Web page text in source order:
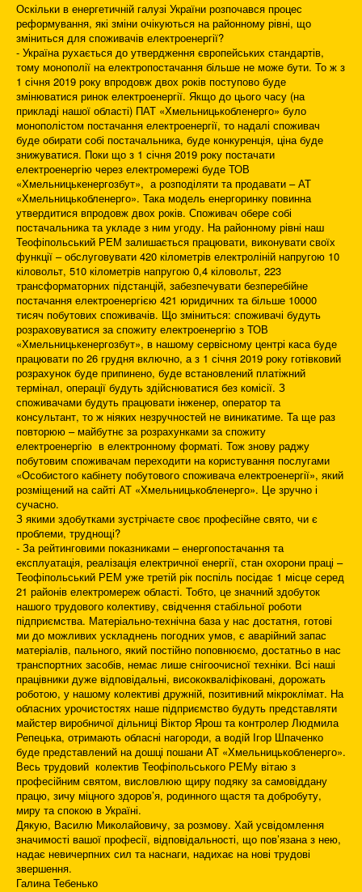
Оскільки в енергетичній галузі України розпочався процес
реформування, які зміни очікуються на районному рівні, що
зміниться для споживачів електроенергії?
- Україна рухається до утвердження європейських стандартів,
тому монополії на електропостачання більше не може бути. То ж з
1 січня 2019 року впродовж двох років поступово буде
змінюватися ринок електроенергії. Якщо до цього часу (на
прикладі нашої області) ПАТ «Хмельницькобленерго» було
монополістом постачання електроенергії, то надалі споживач
буде обирати собі постачальника, буде конкуренція, ціна буде
знижуватися. Поки що з 1 січня 2019 року постачати
електроенергію через електромережі буде ТОВ
«Хмельницькенергозбут», а розподіляти та продавати – АТ
«Хмельницькобленерго». Така модель енергоринку повинна
утвердитися впродовж двох років. Споживач обере собі
постачальника та укладе з ним угоду. На районному рівні наш
Теофіпольський РЕМ залишається працювати, виконувати своїх
функції – обслуговувати 420 кілометрів електроліній напругою 10
кіловольт, 510 кілометрів напругою 0,4 кіловольт, 223
трансформаторних підстанцій, забезпечувати безперебійне
постачання електроенергією 421 юридичних та більше 10000
тисяч побутових споживачів. Що зміниться: споживачі будуть
розраховуватися за спожиту електроенергію з ТОВ
«Хмельницькенергозбут», в нашому сервісному центрі каса буде
працювати по 26 грудня включно, а з 1 січня 2019 року готівковий
розрахунок буде припинено, буде встановлений платіжний
термінал, операції будуть здійснюватися без комісії. З
споживачами будуть працювати інженер, оператор та
консультант, то ж ніяких незручностей не виникатиме. Та ще раз
повторюю – майбутнє за розрахунками за спожиту
електроенергію в електронному форматі. Тож знову раджу
побутовим споживачам переходити на користування послугами
«Особистого кабінету побутового споживача електроенергії», який
розміщений на сайті АТ «Хмельницькобленерго». Це зручно і
сучасно.
З якими здобутками зустрічаєте своє професійне свято, чи є
проблеми, труднощі?
- За рейтинговими показниками – енергопостачання та
експлуатація, реалізація електричної енергії, стан охорони праці –
Теофіпольський РЕМ уже третій рік поспіль посідає 1 місце серед
21 районів електромереж області. Тобто, це значний здобуток
нашого трудового колективу, свідчення стабільної роботи
підприємства. Матеріально-технічна база у нас достатня, готові
ми до можливих ускладнень погодних умов, є аварійний запас
матеріалів, пального, який постійно поповнюємо, достатньо в нас
транспортних засобів, немає лише снігоочисної техніки. Всі наші
працівники дуже відповідальні, висококваліфіковані, дорожать
роботою, у нашому колективі дружній, позитивний мікроклімат. На
обласних урочистостях наше підприємство будуть представляти
майстер виробничої дільниці Віктор Ярош та контролер Людмила
Репецька, отримають обласні нагороди, а водій Ігор Шпаченко
буде представлений на дошці пошани АТ «Хмельницькобленерго».
Весь трудовий колектив Теофіпольського РЕМу вітаю з
професійним святом, висловлюю щиру подяку за самовіддану
працю, зичу міцного здоров’я, родинного щастя та добробуту,
миру та спокою в Україні.
Дякую, Василю Миколайовичу, за розмову. Хай усвідомлення
значимості вашої професії, відповідальності, що пов’язана з нею,
надає невичерпних сил та наснаги, надихає на нові трудові
звершення.
Галина Тебенько